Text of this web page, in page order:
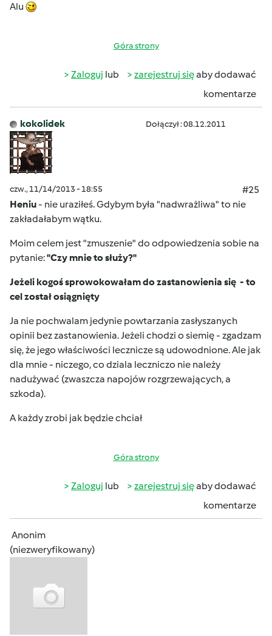
Alu
Góra strony
Zaloguj lub zarejestruj sięaby dodawać
komentarze
kokolidek Dołączył : 08.12.2011
czw., 11/14/2013 - 18:55
#25
Heniu- nie uraziłeś. Gdybym była "nadwrażliwa" to nie
zakładałabym wątku.
Moim celem jest "zmuszenie" do odpowiedzenia sobie na
pytanie:"Czy mnie to służy?"
Jeżeli kogoś sprowokowałam do zastanowienia się - to
cel został osiągnięty
Ja nie pochwalam jedynie powtarzania zasłyszanych
opinii bez zastanowienia. Jeżeli chodzi o siemię - zgadzam
się, że jego właściwości lecznicze są udowodnione. Ale jak
dla mnie - niczego, co dziala leczniczo nie należy
nadużywać (zwaszcza napojów rozgrzewających, a
szkoda).
A każdy zrobi jak będzie chciał
Góra strony
Zaloguj lub zarejestruj sięaby dodawać
komentarze
Anonim
(niezweryfikowany)